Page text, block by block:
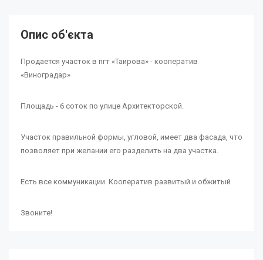
Опис об'єкта
Продается участок в пгт «Таирова» - кооператив
«Виноградар»
Площадь - 6 соток по улице Архитекторской.
Участок правильной формы, угловой, имеет два фасада, что
позволяет при желании его разделить на два участка.
Есть все коммуникации. Кооператив развитый и обжитый
Звоните!